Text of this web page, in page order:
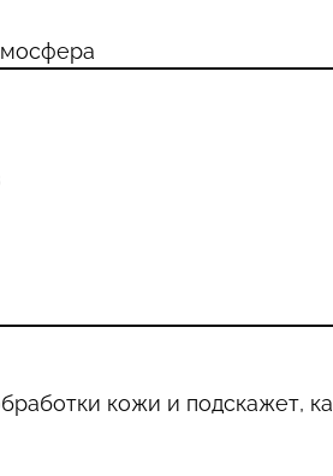
кожи и подскажет,